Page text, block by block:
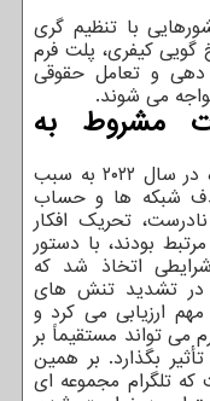
با تنظیم گری
کیفری، پلت فرم
دهی و تعامل حقوقی
می شوند.
مشروط به
در کشور برزیل، تلگرام برای مدتی کوتاه در سال ۲۰۲۲ به سبب
شبکه ها و حساب
تحریک افکار
بودند، با دستور
اتخاذ شد که
در تشدید تنش های
ارزیابی می کرد و
می تواند مستقیماً بر
بگذارد. بر همین
تلگرام مجموعه ای